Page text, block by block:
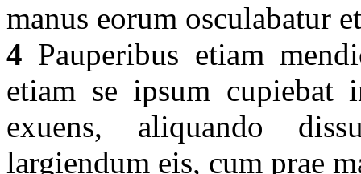
manus eorum osculabatur
4 Pauperibus etiam
etiam se ipsum cupiebat
exuens, aliquando
largiendum eis, cum prae